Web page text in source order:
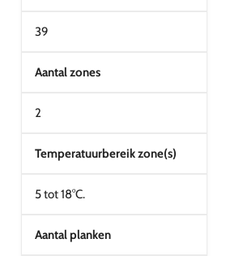
39
Aantal zones
2
Temperatuurbereik zone(s)
5 tot 18°C.
Aantal planken